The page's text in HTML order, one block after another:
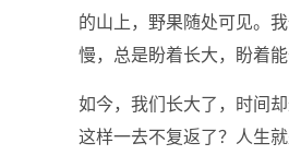
的山上，野果随处可见。
慢，总是盼着长大，盼着
如今，我们长大了，时间
这样一去不复返了？人生